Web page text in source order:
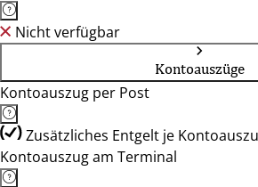
Nicht verfügbar
Kontoauszüge
Kontoauszug per Post
Zusätzliches Entgelt je
Kontoauszug am Terminal